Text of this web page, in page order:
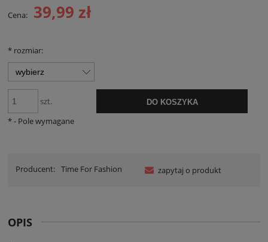
Cena: 39,99 zł
* rozmiar:
szt. DO KOSZYKA
*- Pole wymagane
Producent: Time For Fashion zapytaj o produkt
OPIS